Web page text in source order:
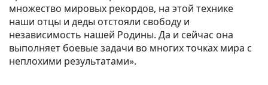
множество мировых рекордов, на этой технике
наши отцы и деды отстояли свободу и
независимость нашей Родины. Да и сейчас она
выполняет боевые задачи во многих точках мира с
неплохими результатами».